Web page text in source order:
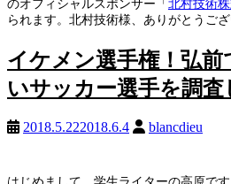
のオフィシャルスポンサー「北村技術
られます。北村技術様、ありがとうござ
イケメン選手権！弘
いサッカー選手を調査
2018.5.222018.6.4 blancdieu